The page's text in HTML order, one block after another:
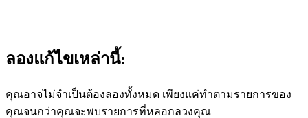
ลองแก้ไขเหล่านี้:
คุณอาจไม่จำเป็นต้องลองทั้งหมด เพียงแค่ทำตามรายการของ
คุณจนกว่าคุณจะพบรายการที่หลอกลวงคุณ